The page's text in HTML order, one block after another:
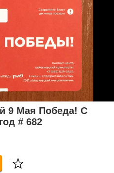
9 Мая Победа! С
# 682